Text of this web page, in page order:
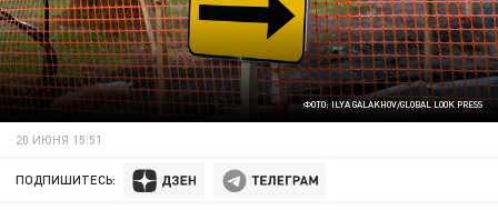
ФОТО: ILYA GALAKHOV/GLOBAL LOOK PRESS
20 ИЮНЯ 15:51
ПОДПИШИТЕСЬ: